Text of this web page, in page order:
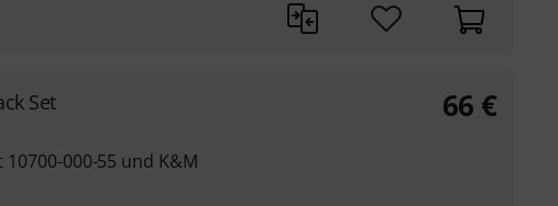
Set
000-55 und K&M
66 €